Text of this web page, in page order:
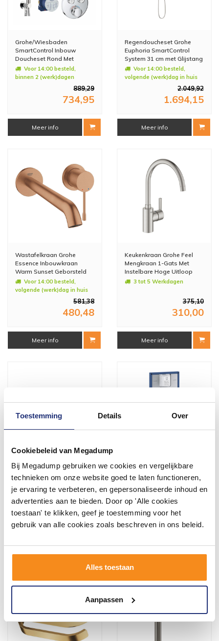
Toestemming Details Over
Cookiebeleid van Megadump
Bij Megadump gebruiken we cookies en vergelijkbare
technieken om onze website goed te laten functioneren,
je ervaring te verbeteren, en gepersonaliseerde inhoud en
advertenties aan te bieden. Door op 'Alle cookies
toestaan' te klikken, geef je toestemming voor het
gebruik van alle cookies zoals beschreven in ons beleid.
Alles toestaan
Aanpassen
Grohe/Wiesbaden
SmartControl Inbouw
Doucheset Rond Met
Hoofddouche 20cm en
Handdouche Compleet
Voor 14:00 besteld,
binnen 2 (werk)dagen
889,29
734,95
Meer info
Regendoucheset Grohe
Euphoria SmartControl
System 31 cm met Glijstang
en Handdouche Supersteel
Voor 14:00 besteld,
volgende (werk)dag in huis
2.049,92
1.694,15
Meer info
Wastafelkraan Grohe
Essence Inbouwkraan
Warm Sunset Geborsteld
(excl. inbouwdeel)
Voor 14:00 besteld,
volgende (werk)dag in huis
581,38
480,48
Meer info
Keukenkraan Grohe Feel
Mengkraan 1-Gats Met
Instelbare Hoge Uitloop
Supersteel RVS
3 tot 5 Werkdagen
375,10
310,00
Meer info
Grohe Grohtherm 1000
Douchethermostaat Hoh 12
Voor 14:00 besteld,
volgende (werk)dag in huis
336,38
181,09
Meer info
Inbouwreservoir Grohe
Rapid SLX met Afvoerbocht
2 - 3 Weken
234,55
Meer info